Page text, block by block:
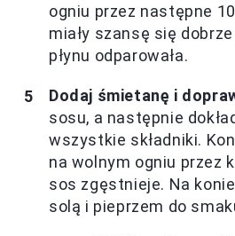
ogniu przez następne
miały szansę się
płynu odparowała.
Dodaj śmietanę i
sosu, a następnie
wszystkie składniki.
na wolnym ogniu przez
sos zgęstnieje. Na
solą i pieprzem do